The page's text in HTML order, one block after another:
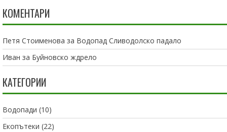
КОМЕНТАРИ
Петя Стоименова за Водопад Сливодолско падало
Иван за Буйновско ждрело
КАТЕГОРИИ
Водопади (10)
Екопътеки (22)